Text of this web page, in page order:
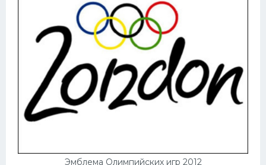
Эмблема Олимпийских игр 2012